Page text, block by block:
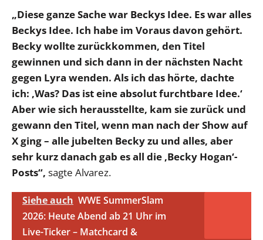
„Diese ganze Sache war Beckys Idee. Es war alles
Beckys Idee. Ich habe im Voraus davon gehört.
Becky wollte zurückkommen, den Titel
gewinnen und sich dann in der nächsten Nacht
gegen Lyra wenden. Als ich das hörte, dachte
ich: ‚Was? Das ist eine absolut furchtbare Idee.‘
Aber wie sich herausstellte, kam sie zurück und
gewann den Titel, wenn man nach der Show auf
X ging – alle jubelten Becky zu und alles, aber
sehr kurz danach gab es all die ‚Becky Hogan‘-
Posts“, sagte Alvarez.
Siehe auch WWE SummerSlam
2026: Heute Abend ab 21 Uhr im
Live-Ticker – Matchcard &